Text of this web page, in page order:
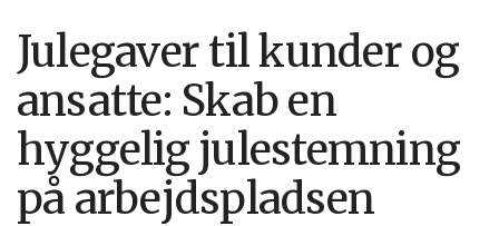
Julegaver til kunder og
ansatte: Skab en
hyggelig julestemning
på arbejdspladsen